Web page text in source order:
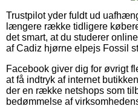
Trustpilot yder fuldt ud
længere række tidligere
det smart, at du studerer
af Cadiz hjørne elpejs Fossil
Facebook giver dig for øvrigt
at få indtryk af internet
der en række netshops som
bedømmelse af